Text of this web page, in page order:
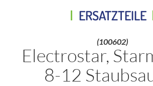
ERSATZTEILE
(100602)
Electrostar,
8-12